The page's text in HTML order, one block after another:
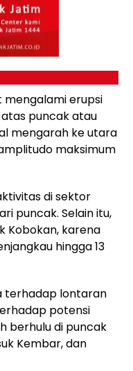
erupsi
atas puncak atau
mengarah ke utara
maksimum
di sektor
puncak. Selain itu,
Kobokan, karena
hingga 13
terhadap lontaran
potensi
berhulu di puncak
Kembar, dan